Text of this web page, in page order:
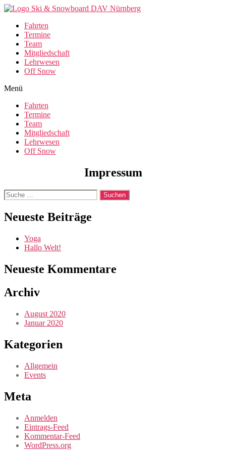
Fahrten
Termine
Team
Mitgliedschaft
Lehrwesen
Off Snow
Menü
Fahrten
Termine
Team
Mitgliedschaft
Lehrwesen
Off Snow
Impressum
Suche
nach:
Neueste Beiträge
Yoga
Hallo Welt!
Neueste Kommentare
Archiv
August 2020
Januar 2020
Kategorien
Allgemein
Events
Meta
Anmelden
Eintrags-Feed
Kommentar-Feed
WordPress.org